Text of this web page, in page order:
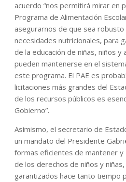
acuerdo “nos permitirá mirar en
Programa de Alimentación
asegurarnos de que sea robusto
necesidades nutricionales, para
de la educación de niñas, niños y
pueden mantenerse en el
este programa. El PAE es
licitaciones más grandes del
de los recursos públicos es
Gobierno”.
Asimismo, el secretario de
un mandato del Presidente
formas eficientes de mantener y
de los derechos de niños y
garantizados hace tanto tiempo